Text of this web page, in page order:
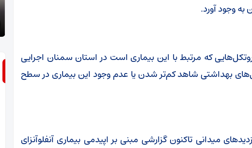
وجود آورد.
که مرتبط با این بیماری است در استان سمنان اجرایی
بهداشتی شاهد کم‌تر شدن یا عدم وجود این بیماری در سطح
میدانی تاکنون گزارشی مبنی بر اپیدمی بیماری آنفلوآنزای
را